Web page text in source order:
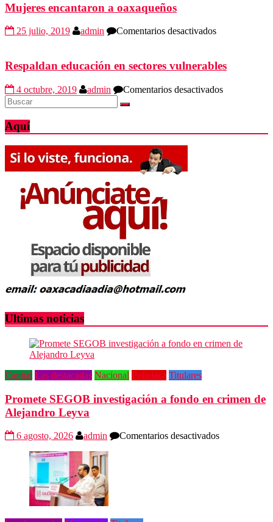
corrupción
Mujeres encantaron a oaxaqueños
25 julio, 2019 admin Comentarios desactivadosen
a
Respaldan educación en sectores vulnerables
4 octubre, 2019 admin Comentarios desactivadosen
sectores
Aquí
Ultimas noticias
Capital Las destacadas Nacional Policiaca Titulares
Promete SEGOB investigación a fondo en crimen de
Alejandro Leyva
6 agosto, 2026 admin Comentarios desactivadosen